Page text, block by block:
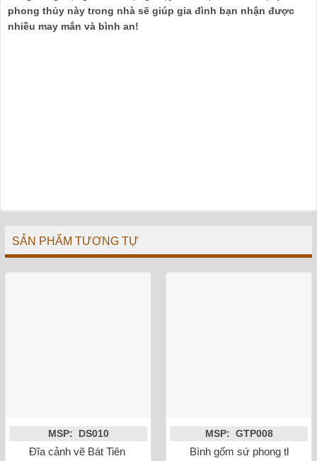
phong thủy này trong nhà sẽ giúp gia đình bạn nhận được
nhiều may mắn và bình an!
SẢN PHẨM TƯƠNG TỰ
MSP: DS010
Đĩa cảnh vẽ Bát Tiên Quá Hải phi 38cm
MSP: GTP008
Bình gốm sứ phong thủy